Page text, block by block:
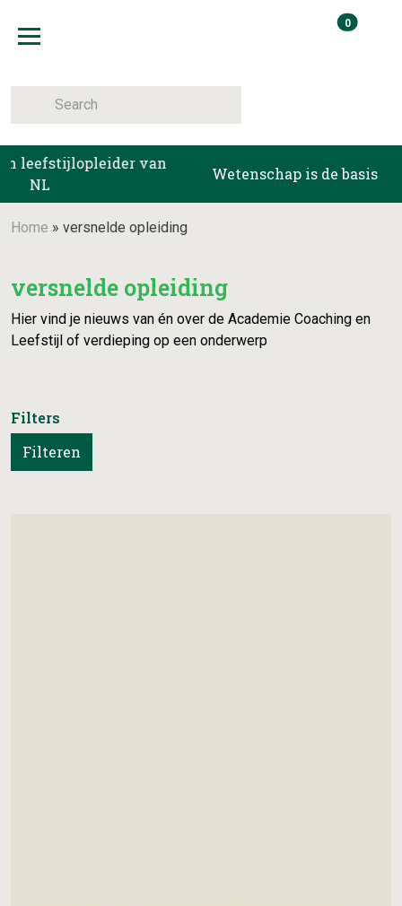
0items in
leefstijlopleider van
NL
Wetenschap is de basis
Home » versnelde opleiding
versnelde opleiding
Hier vind je nieuws van én over de Academie Coaching en
Leefstijl of verdieping op een onderwerp
Filters
Filteren